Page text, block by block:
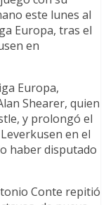
este lunes al
Europa, tras el
en
Europa,
Shearer, quien
y prolongó el
en el
haber disputado
Conte repitió